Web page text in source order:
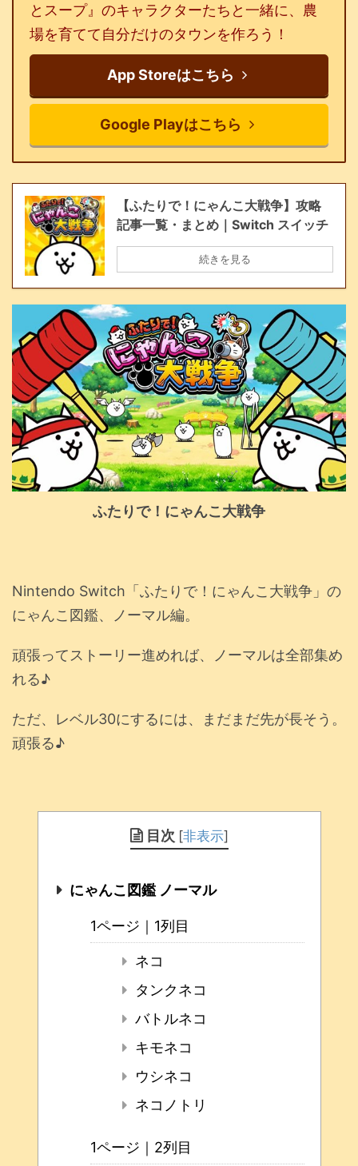
とスープ』のキャラクターたちと一緒に、農
場を育てて自分だけのタウンを作ろう！
App Storeはこちら
Google Playはこちら
【ふたりで！にゃんこ大戦争】攻略
記事一覧・まとめ｜Switch スイッチ
続きを見る
ふたりで！にゃんこ大戦争
Nintendo Switch「ふたりで！にゃんこ大戦争」の
にゃんこ図鑑、ノーマル編。
頑張ってストーリー進めれば、ノーマルは全部集め
れる♪
ただ、レベル30にするには、まだまだ先が長そう。
頑張る♪
目次 [非表示]
にゃんこ図鑑 ノーマル
1ページ｜1列目
ネコ
タンクネコ
バトルネコ
キモネコ
ウシネコ
ネコノトリ
1ページ｜2列目